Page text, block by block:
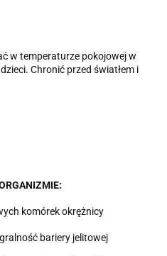
w temperaturze pokojowej w
Chronić przed światłem i
komórek okrężnicy
bariery jelitowej